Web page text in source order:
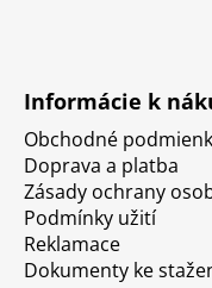
Informácie k
Obchodné
Doprava a platba
Zásady ochrany
Podmínky užití
Reklamace
Dokumenty ke